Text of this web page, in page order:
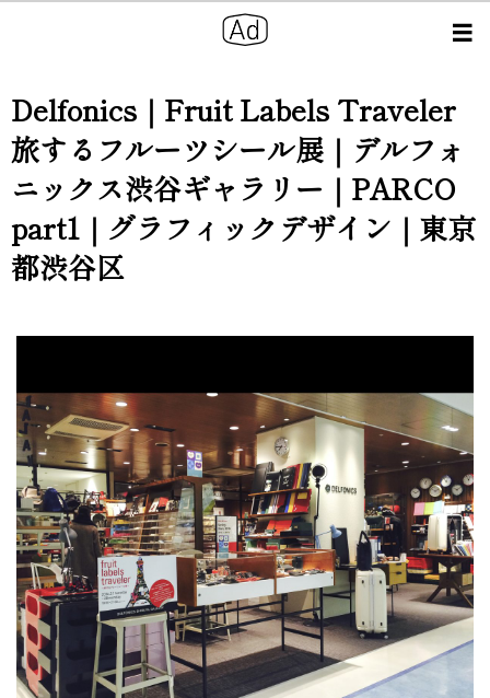
Delfonics｜Fruit Labels Traveler
旅するフルーツシール展｜デルフォ
ニックス渋谷ギャラリー｜PARCO
part1｜グラフィックデザイン｜東京
都渋谷区